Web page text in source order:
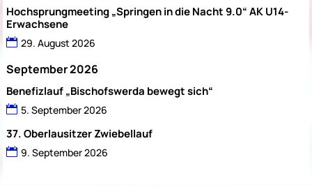
Hochsprungmeeting „Springen in die Nacht 9.0“ AK U14-
Erwachsene
29. August 2026
September 2026
Benefizlauf „Bischofswerda bewegt sich“
5. September 2026
37. Oberlausitzer Zwiebellauf
9. September 2026